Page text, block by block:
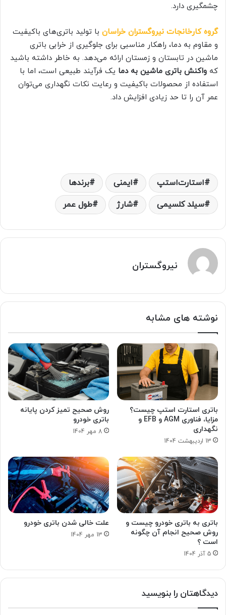
چشمگیری دارد.
گروه کارخانجات نیروگستران خراسان با تولید باتری‌های باکیفیت
و مقاوم به دما، راهکار مناسبی برای جلوگیری از خرابی باتری
ماشین در تابستان و زمستان ارائه می‌دهد. به خاطر داشته باشید
که واکنش باتری ماشین به دما یک فرآیند طبیعی است، اما با
استفاده از محصولات باکیفیت و رعایت نکات نگهداری می‌توان
عمر آن را تا حد زیادی افزایش داد.
استارت‌استپ ایمنی
برندها
سیلد کلسیمی
شارژ طول عمر
نیروگستران
نوشته های مشابه
باتری استارت استپ چیست؟
مزایا، فناوری AGM و EFB و
نگهداری
13 اردیبهشت 1404
روش صحیح تمیز کردن پایانه
باتری خودرو
8 مهر 1404
باتری به باتری خودرو چیست و
روش صحیح انجام آن چگونه
است ؟
5 آذر 1404
علت خالی شدن باتری خودرو
13 مهر 1404
دیدگاهتان را بنویسید